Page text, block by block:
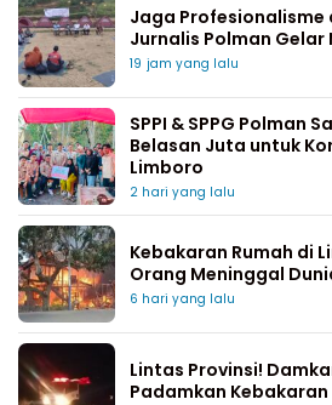
Jaga Profesionalisme
Jurnalis Polman
19 jam yang lalu
SPPI & SPPG Polman
Belasan Juta untuk
Limboro
2 hari yang lalu
Kebakaran Rumah di
Orang Meninggal
6 hari yang lalu
Lintas Provinsi!
Padamkan